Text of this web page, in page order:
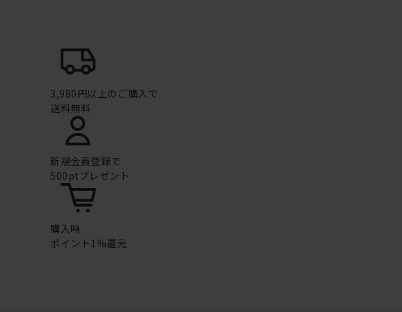
3,980円以上のご購入で
送料無料
新規会員登録で
500ptプレゼント
購入時
ポイント1%還元